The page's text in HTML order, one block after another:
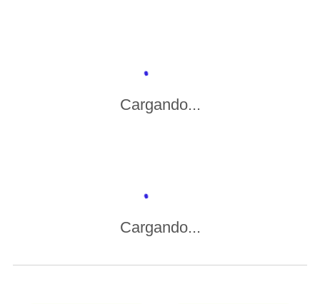
Cargando...
Cargando...